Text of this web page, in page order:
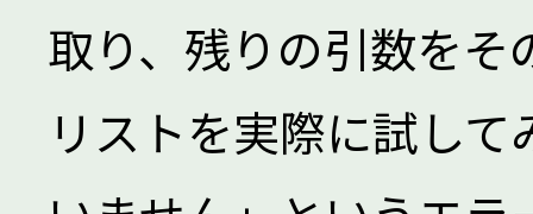
取り、残りの引数をそ
リストを実際に試し